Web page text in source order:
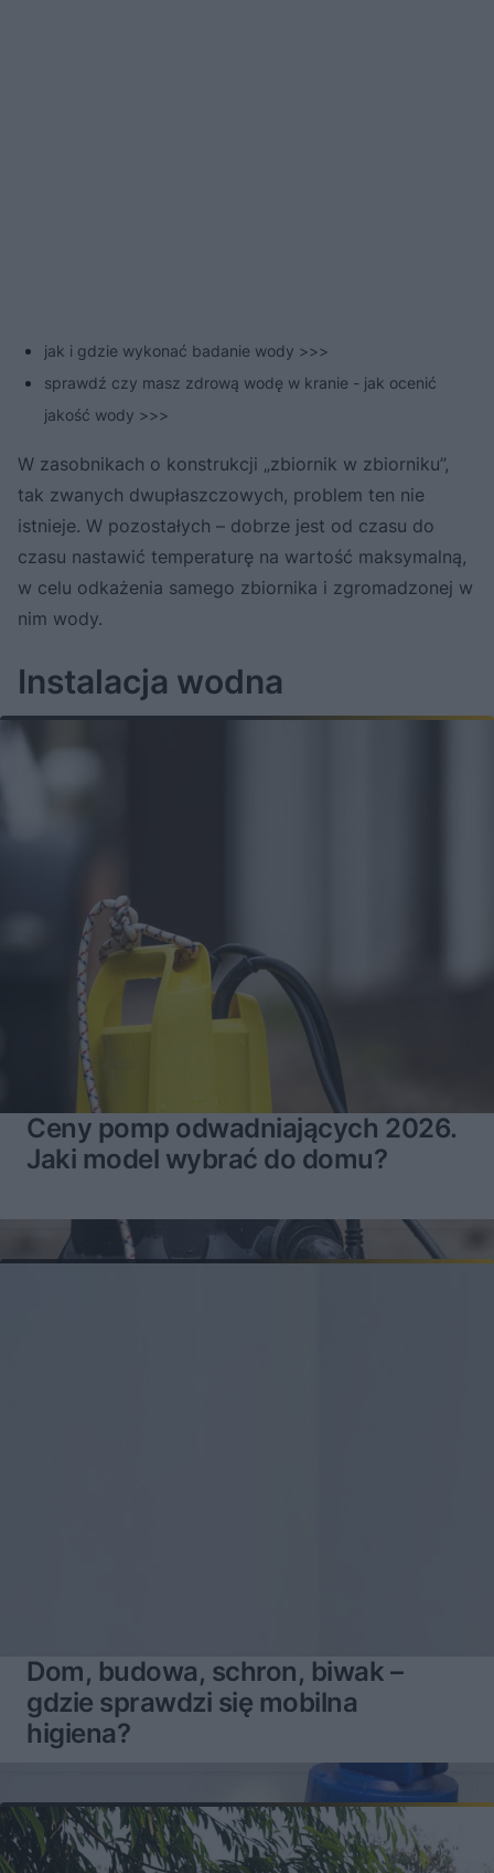
jak i gdzie wykonać badanie wody >>>
sprawdź czy masz zdrową wodę w kranie - jak ocenić
jakość wody >>>
W zasobnikach o konstrukcji „zbiornik w zbiorniku”,
tak zwanych dwupłaszczowych, problem ten nie
istnieje. W pozostałych – dobrze jest od czasu do
czasu nastawić temperaturę na wartość maksymalną,
w celu odkażenia samego zbiornika i zgromadzonej w
nim wody.
Instalacja wodna
Ceny pomp odwadniających 2026.
Jaki model wybrać do domu?
Dom, budowa, schron, biwak –
gdzie sprawdzi się mobilna
higiena?